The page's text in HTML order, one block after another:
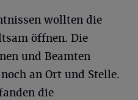
wollten die
öffnen. Die
und Beamten
an Ort und Stelle.
die